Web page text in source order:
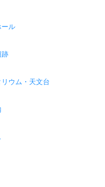
ール
跡
ウム・天文台